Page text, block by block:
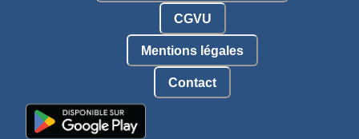
CGVU
Mentions légales
Contact